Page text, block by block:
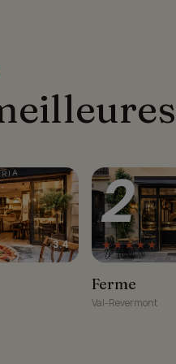
3.4
Ferme
2
★★★★★
Ferme
Val-Revermont